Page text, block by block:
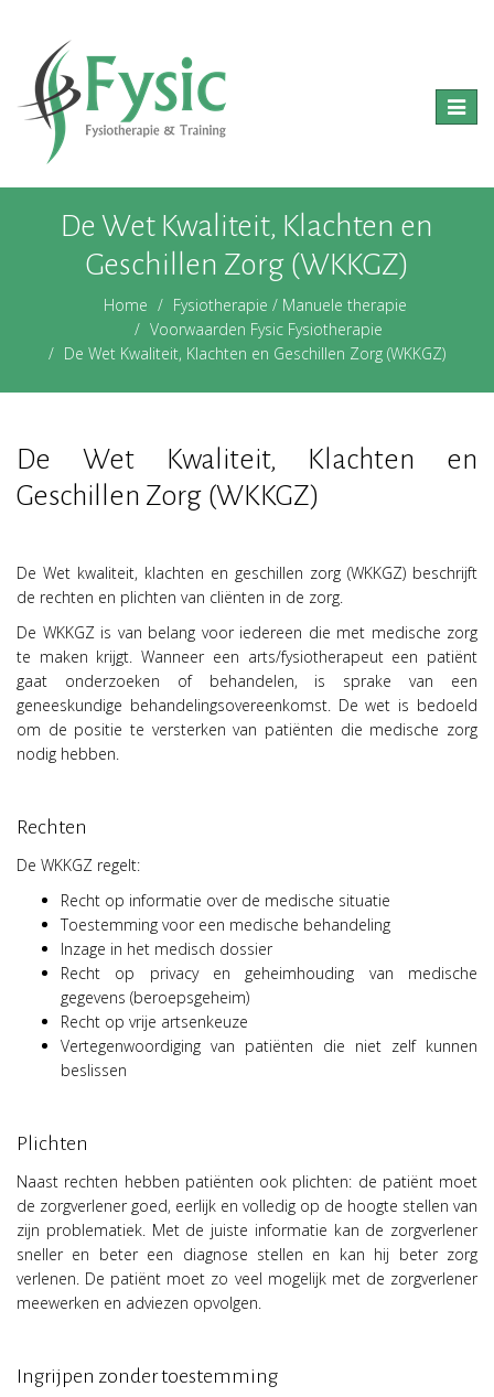
Toggle
De Wet Kwaliteit, Klachten en
Geschillen Zorg (WKKGZ)
Home
Fysiotherapie / Manuele therapie
Voorwaarden Fysic Fysiotherapie
De Wet Kwaliteit, Klachten en Geschillen Zorg (WKKGZ)
De Wet Kwaliteit, Klachten en
Geschillen Zorg (WKKGZ)
De Wet kwaliteit, klachten en geschillen zorg (WKKGZ) beschrijft
de rechten en plichten van cliënten in de zorg.
De WKKGZ is van belang voor iedereen die met medische zorg
te maken krijgt. Wanneer een arts/fysiotherapeut een patiënt
gaat onderzoeken of behandelen, is sprake van een
geneeskundige behandelingsovereenkomst. De wet is bedoeld
om de positie te versterken van patiënten die medische zorg
nodig hebben.
Rechten
De WKKGZ regelt:
Recht op informatie over de medische situatie
Toestemming voor een medische behandeling
Inzage in het medisch dossier
Recht op privacy en geheimhouding van medische
gegevens (beroepsgeheim)
Recht op vrije artsenkeuze
Vertegenwoordiging van patiënten die niet zelf kunnen
beslissen
Plichten
Naast rechten hebben patiënten ook plichten: de patiënt moet
de zorgverlener goed, eerlijk en volledig op de hoogte stellen van
zijn problematiek. Met de juiste informatie kan de zorgverlener
sneller en beter een diagnose stellen en kan hij beter zorg
verlenen. De patiënt moet zo veel mogelijk met de zorgverlener
meewerken en adviezen opvolgen.
Ingrijpen zonder toestemming